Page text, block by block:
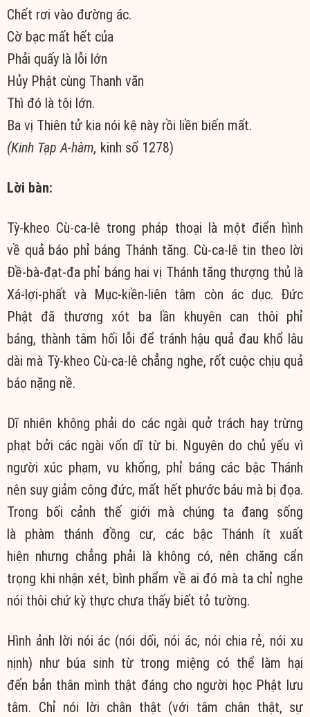
Chết rơi vào đường ác.
Cờ bạc mất hết của
Phải quấy là lỗi lớn
Hủy Phật cùng Thanh văn
Thì đó là tội lớn.
Ba vị Thiên tử kia nói kệ này rồi liền biến mất.
(Kinh Tạp A-hàm, kinh số 1278)
Lời bàn:
Tỳ-kheo Cù-ca-lê trong pháp thoại là một điển hình
về quả báo phỉ báng Thánh tăng. Cù-ca-lê tin theo lời
Đề-bà-đạt-đa phỉ báng hai vị Thánh tăng thượng thủ là
Xá-lợi-phất và Mục-kiền-liên tâm còn ác dục. Đức
Phật đã thương xót ba lần khuyên can thôi phỉ
báng, thành tâm hối lỗi để tránh hậu quả đau khổ lâu
dài mà Tỳ-kheo Cù-ca-lê chẳng nghe, rốt cuộc chịu quả
báo nặng nề.
Dĩ nhiên không phải do các ngài quở trách hay trừng
phạt bởi các ngài vốn dĩ từ bi. Nguyên do chủ yếu vì
ngườixúc phạm, vu khống, phỉ báng các bậc Thánh
nên suy giảm công đức, mất hết phước báu mà bị đọa.
Trong bối cảnh thế giới mà chúng tađang sống
là phàm thánh đồng cư, các bậc Thánh ítxuất
hiện nhưng chẳng phải là không có, nên chăng cẩn
trọng khi nhận xét, bình phẩm về ai đó mà ta chỉ nghe
nói thôi chứ kỳ thực chưa thấy biết tỏ tường.
Hình ảnh lời nói ác (nói dối, nói ác, nói chia rẻ, nói xu
nịnh) như búa sinh từ trong miệng có thể làm hại
đến bản thân mình thật đáng cho người học Phật lưu
tâm. Chỉ nói lời chân thật (với tâm chân thật, sự